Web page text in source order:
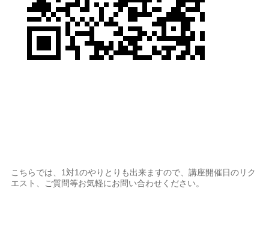
こちらでは、1対1のやりとりも出来ますので、講座開催日のリク
エスト、ご質問等お気軽にお問い合わせください。